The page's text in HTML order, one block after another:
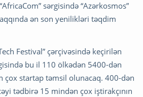
sərgisində “Azərkosmos”
ən son yenilikləri təqdim
Festival” çərçivəsində keçirilən
bu il 110 ölkədən 5400-dən
çox startap təmsil olunacaq. 400-dən
tədbirə 15 mindən çox iştirakçının